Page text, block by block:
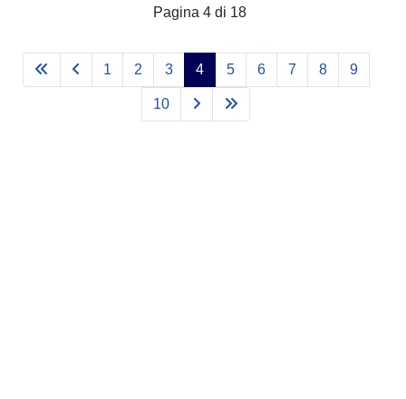
Pagina 4 di 18
1 2 3 4 5 6 7 8 9
10